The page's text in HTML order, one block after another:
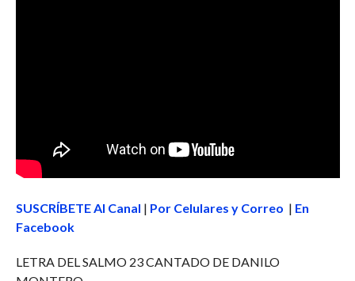
SUSCRÍBETE Al Canal | Por Celulares y Correo | En
Facebook
LETRA DEL SALMO 23 CANTADO DE DANILO